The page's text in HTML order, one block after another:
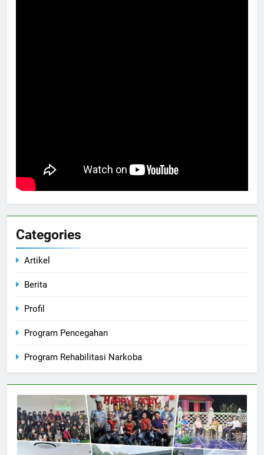
Categories
Artikel
Berita
Profil
Program Pencegahan
Program Rehabilitasi Narkoba